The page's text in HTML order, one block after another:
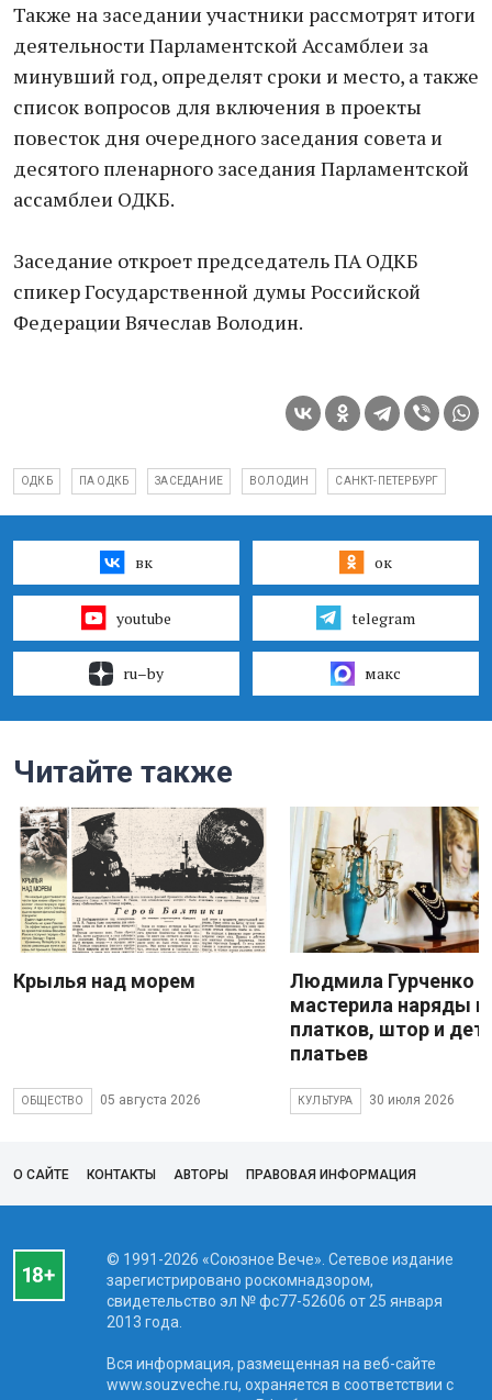
Также на заседании участники рассмотрят итоги
деятельности Парламентской Ассамблеи за
минувший год, определят сроки и место, а также
список вопросов для включения в проекты
повесток дня очередного заседания совета и
десятого пленарного заседания Парламентской
ассамблеи ОДКБ.
Заседание откроет председатель ПА ОДКБ
спикер Государственной думы Российской
Федерации Вячеслав Володин.
ОДКБ ПА ОДКБ ЗАСЕДАНИЕ ВОЛОДИН САНКТ-ПЕТЕРБУРГ
вк ок
youtube telegram
ru–by макс
Читайте также
Крылья над морем
ОБЩЕСТВО 05 августа 2026
Людмила Гурченко
мастерила наряды
платков, штор и
платьев
КУЛЬТУРА 30 июля 2026
О САЙТЕ КОНТАКТЫ АВТОРЫ ПРАВОВАЯ ИНФОРМАЦИЯ
© 1991-2026 «Союзное Вече». Сетевое издание
зарегистрировано роскомнадзором,
свидетельство эл № фc77-52606 от 25 января
2013 года.
Вся информация, размещенная на веб-сайте
www.souzveche.ru, охраняется в соответствии с